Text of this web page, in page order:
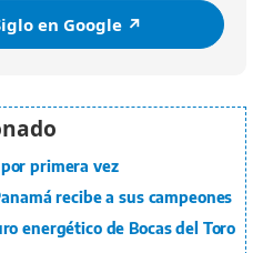
en Google ↗️
primera vez
recibe a sus campeones
energético de Bocas del Toro